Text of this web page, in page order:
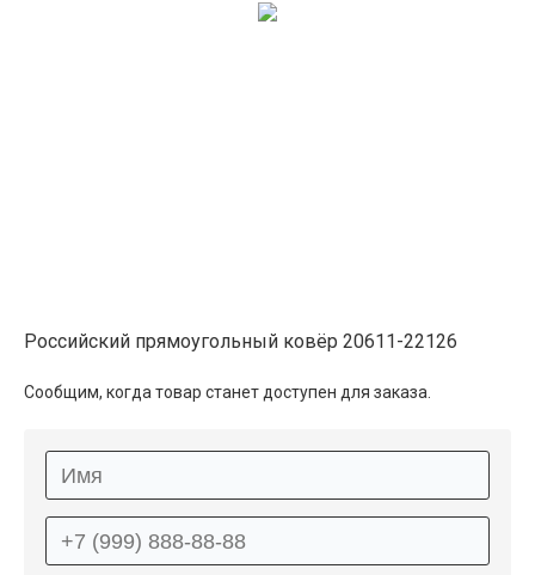
1×2 5 250 ₽ распродано
1.2×1.8 5 650 ₽
6 350 ₽
Российский прямоугольный ковёр 20611-22126
Сообщим, когда товар станет доступен для заказа.